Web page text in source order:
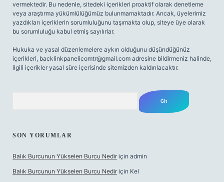
vermektedir. Bu nedenle, sitedeki içerikleri proaktif olarak denetleme
veya araştırma yükümlülüğümüz bulunmamaktadır. Ancak, üyelerimiz
yazdıkları içeriklerin sorumluluğunu taşımakta olup, siteye üye olarak
bu sorumluluğu kabul etmiş sayılırlar.
Hukuka ve yasal düzenlemelere aykırı olduğunu düşündüğünüz
içerikleri, backlinkpanelicomtr@gmail.com adresine bildirmeniz halinde,
ilgili içerikler yasal süre içerisinde sitemizden kaldırılacaktır.
SON YORUMLAR
Balık Burcunun Yükselen Burcu Nedir için admin
Balık Burcunun Yükselen Burcu Nedir için Kel